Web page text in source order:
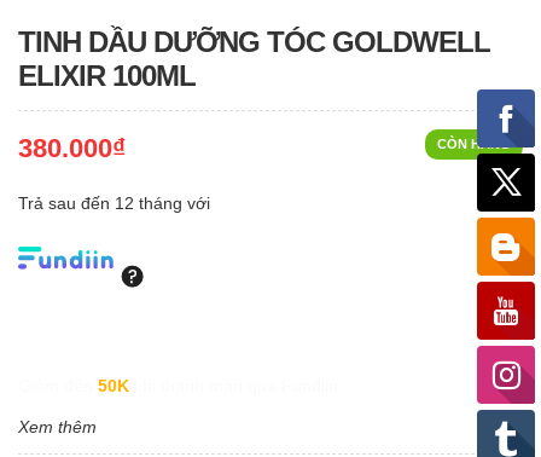
TINH DẦU DƯỠNG TÓC GOLDWELL
ELIXIR 100ML
CÒN HÀNG
380.000₫
Trả sau đến 12 tháng với
50K
Xem thêm